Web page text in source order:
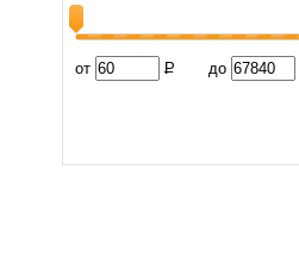
от Р до